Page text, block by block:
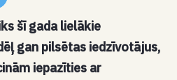
šī gada lielākie
gan pilsētas iedzīvotājus,
iepazīties ar